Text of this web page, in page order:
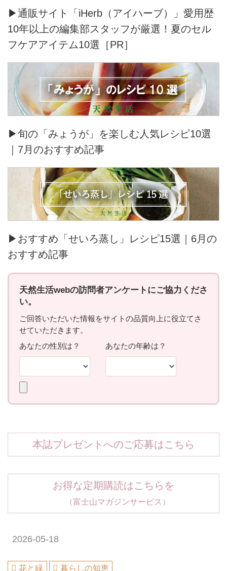
▶通販サイト「iHerb（アイハーブ）」愛用歴
10年以上の編集部スタッフが厳選！夏のセル
フケアアイテム10選［PR］
▶旬の「みょうが」を楽しむ人気レシピ10選
｜7月のおすすめ記事
▶おすすめ「せいろ蒸し」レシピ15選｜6月の
おすすめ記事
本誌プレゼントへのご応募はこちら
お得な定期購読はこちらを
（富士山マガジンサービス）
2026-05-18
花と緑 暮らしの知恵